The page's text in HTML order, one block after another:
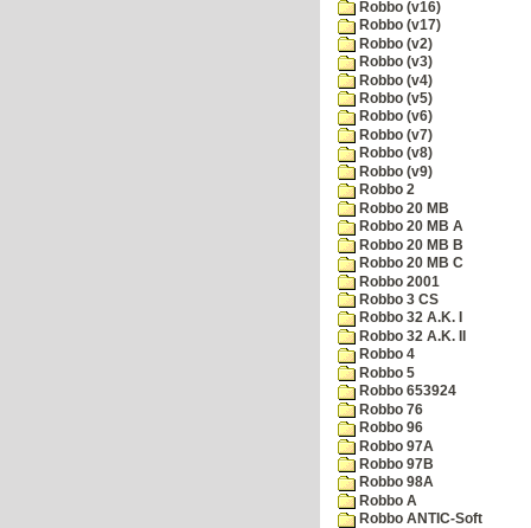
Robbo (v16)
Robbo (v17)
Robbo (v2)
Robbo (v3)
Robbo (v4)
Robbo (v5)
Robbo (v6)
Robbo (v7)
Robbo (v8)
Robbo (v9)
Robbo 2
Robbo 20 MB
Robbo 20 MB A
Robbo 20 MB B
Robbo 20 MB C
Robbo 2001
Robbo 3 CS
Robbo 32 A.K. I
Robbo 32 A.K. II
Robbo 4
Robbo 5
Robbo 653924
Robbo 76
Robbo 96
Robbo 97A
Robbo 97B
Robbo 98A
Robbo A
Robbo ANTIC-Soft